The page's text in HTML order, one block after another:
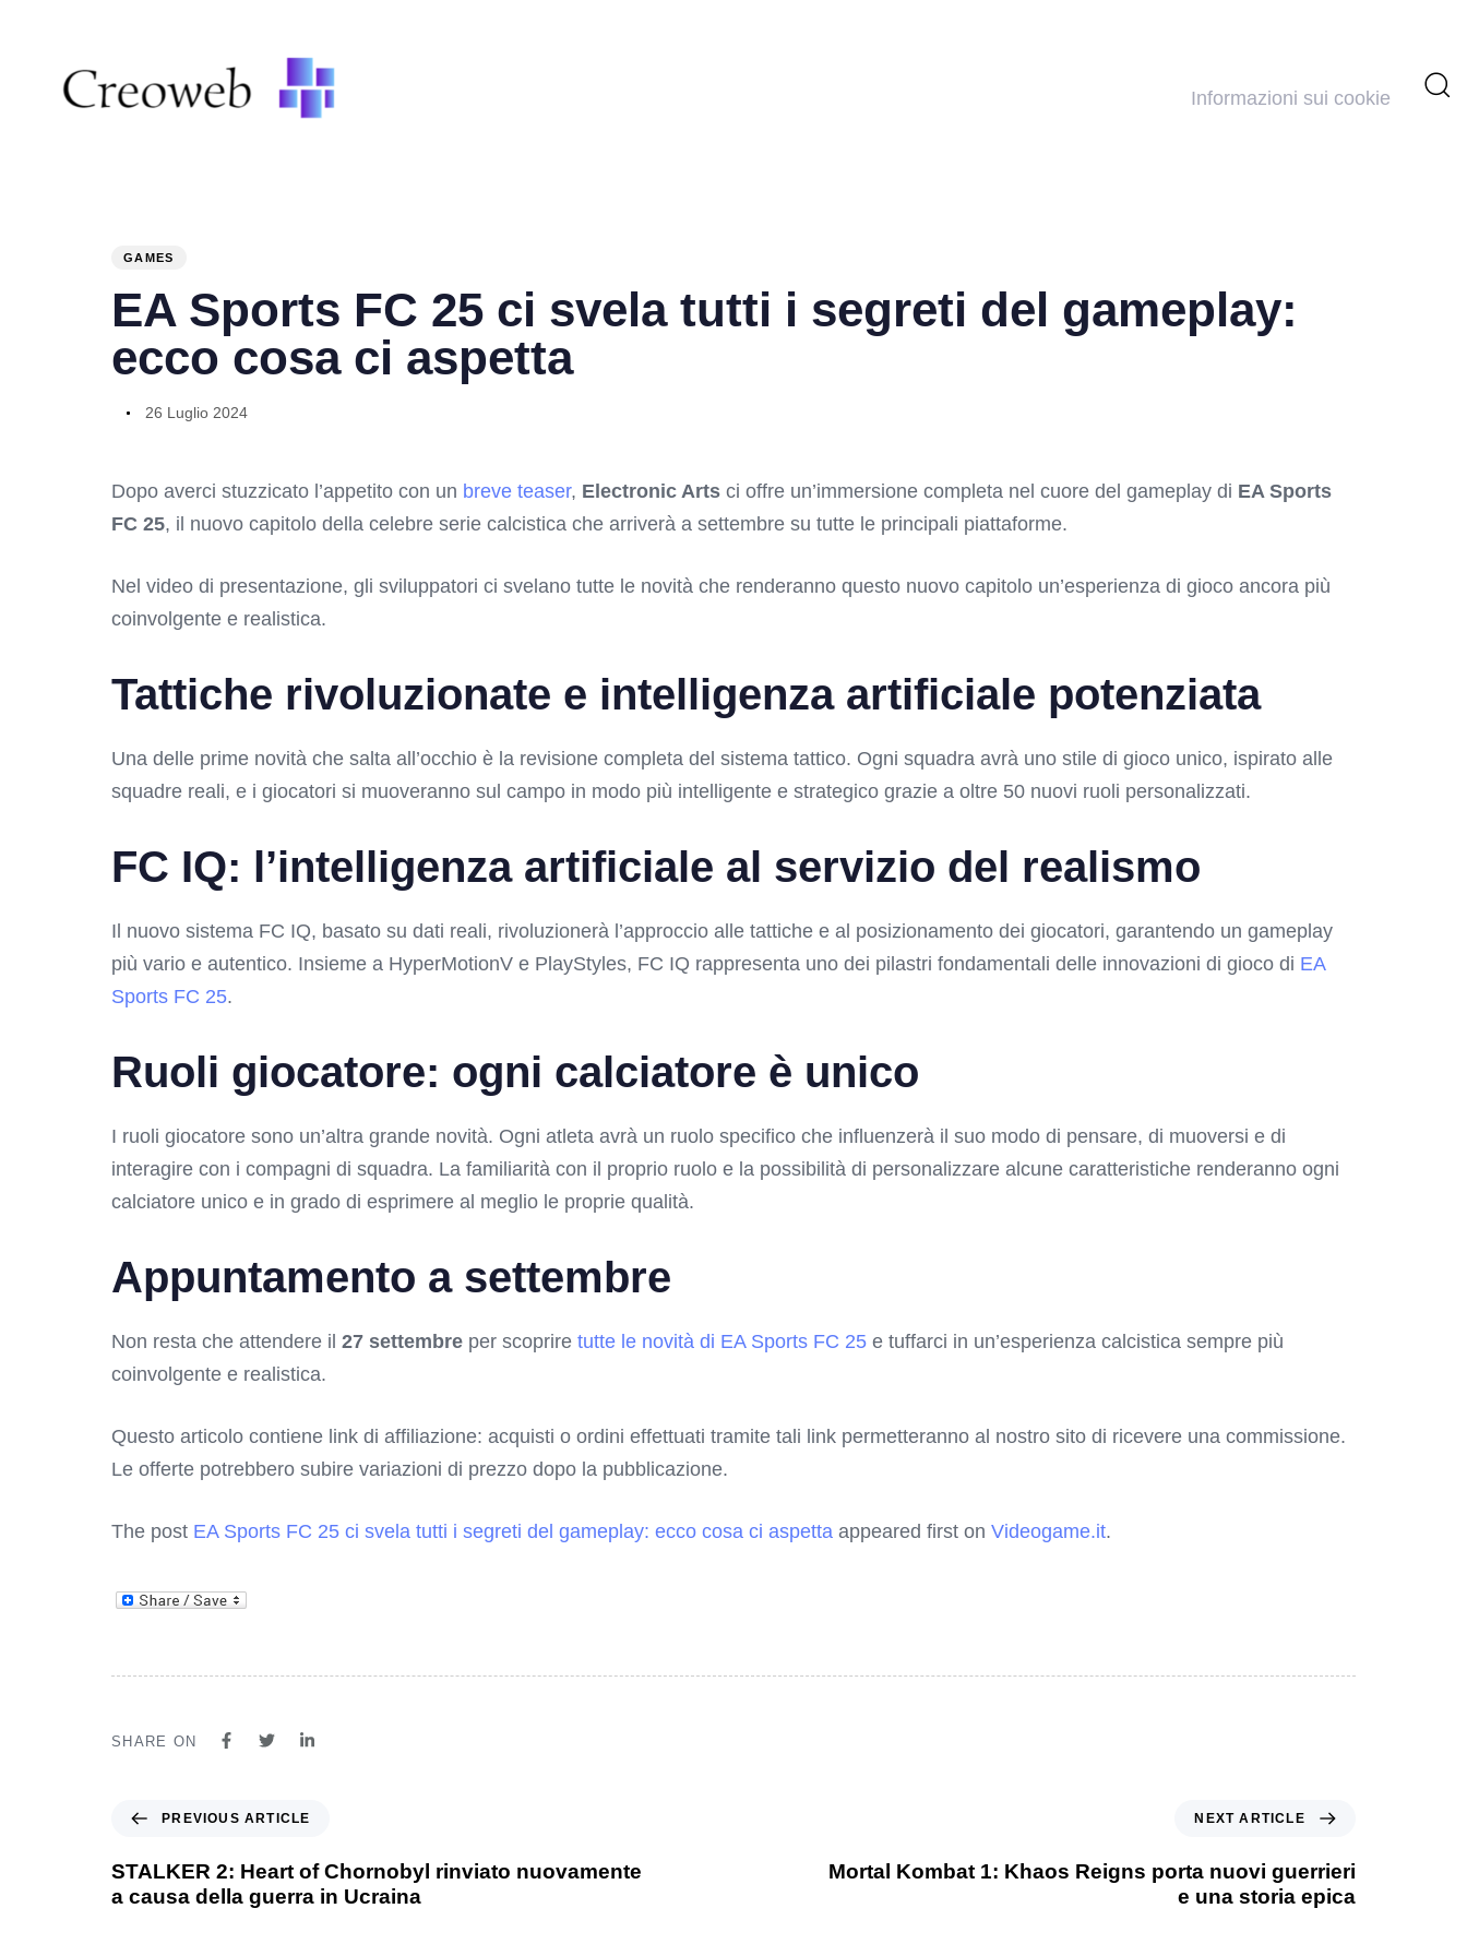
Informazioni sui cookie
GAMES
EA Sports FC 25 ci svela tutti i segreti del gameplay:
ecco cosa ci aspetta
26 Luglio 2024
Dopo averci stuzzicato l’appetito con un breve teaser, Electronic Arts ci offre un’immersione completa nel cuore del gameplay di EA Sports
FC 25, il nuovo capitolo della celebre serie calcistica che arriverà a settembre su tutte le principali piattaforme.
Nel video di presentazione, gli sviluppatori ci svelano tutte le novità che renderanno questo nuovo capitolo un’esperienza di gioco ancora più
coinvolgente e realistica.
Tattiche rivoluzionate e intelligenza artificiale potenziata
Una delle prime novità che salta all’occhio è la revisione completa del sistema tattico. Ogni squadra avrà uno stile di gioco unico, ispirato alle
squadre reali, e i giocatori si muoveranno sul campo in modo più intelligente e strategico grazie a oltre 50 nuovi ruoli personalizzati.
FC IQ: l’intelligenza artificiale al servizio del realismo
Il nuovo sistema FC IQ, basato su dati reali, rivoluzionerà l’approccio alle tattiche e al posizionamento dei giocatori, garantendo un gameplay
più vario e autentico. Insieme a HyperMotionV e PlayStyles, FC IQ rappresenta uno dei pilastri fondamentali delle innovazioni di gioco di EA
Sports FC 25.
Ruoli giocatore: ogni calciatore è unico
I ruoli giocatore sono un’altra grande novità. Ogni atleta avrà un ruolo specifico che influenzerà il suo modo di pensare, di muoversi e di
interagire con i compagni di squadra. La familiarità con il proprio ruolo e la possibilità di personalizzare alcune caratteristiche renderanno ogni
calciatore unico e in grado di esprimere al meglio le proprie qualità.
Appuntamento a settembre
Non resta che attendere il 27 settembre per scoprire tutte le novità di EA Sports FC 25 e tuffarci in un’esperienza calcistica sempre più
coinvolgente e realistica.
Questo articolo contiene link di affiliazione: acquisti o ordini effettuati tramite tali link permetteranno al nostro sito di ricevere una commissione.
Le offerte potrebbero subire variazioni di prezzo dopo la pubblicazione.
The post EA Sports FC 25 ci svela tutti i segreti del gameplay: ecco cosa ci aspetta appeared first on Videogame.it.
SHARE ON
PREVIOUS ARTICLE
STALKER 2: Heart of Chornobyl rinviato nuovamente
a causa della guerra in Ucraina
NEXT ARTICLE
Mortal Kombat 1: Khaos Reigns porta nuovi guerrieri
e una storia epica